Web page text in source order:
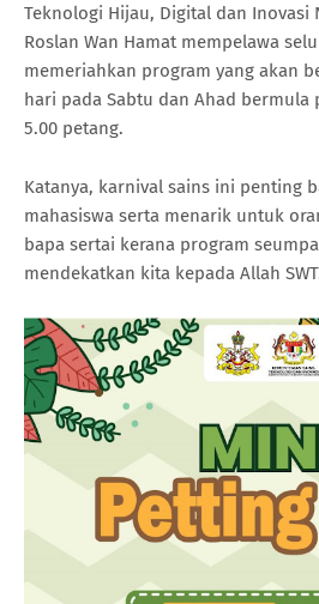
Teknologi Hijau, Digital dan Inovasi
Roslan Wan Hamat mempelawa
memeriahkan program yang akan
hari pada Sabtu dan Ahad bermula
5.00 petang.
Katanya, karnival sains ini penting
mahasiswa serta menarik untuk
bapa sertai kerana program
mendekatkan kita kepada Allah